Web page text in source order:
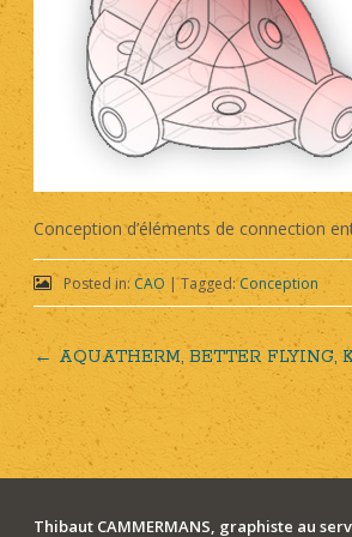
Conception d’éléments de connection
Posted in: CAO |Tagged:Conception
Post
navigation
← AQUATHERM, BETTER FLYING,
Thibaut CAMMERMANS, graphiste au